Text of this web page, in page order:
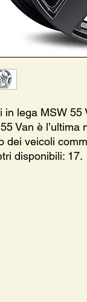
in lega MSW 55
Van è
dei veicoli
disponibili: 17.